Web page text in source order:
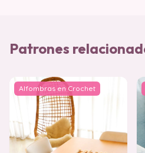
Patrones
Alfombras en Crochet